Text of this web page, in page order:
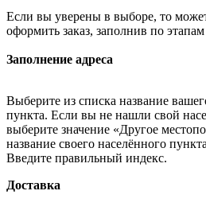
Если вы уверены в выборе, то
оформить заказ, заполнив по
Заполнение адреса
Выберите из списка название
пункта. Если вы не нашли свой
выберите значение «Другое
название своего населённого
Введите правильный индекс.
Доставка